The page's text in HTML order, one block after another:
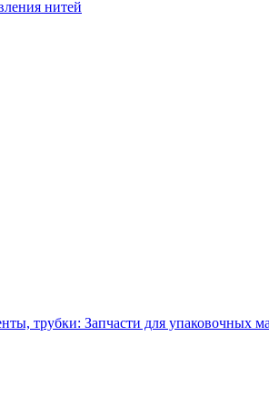
нитей
трубки: Запчасти для упаковочных